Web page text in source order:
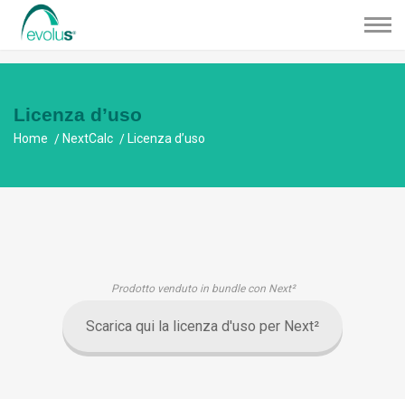
Licenza d’uso
Home NextCalc Licenza d’uso
Prodotto venduto in bundle con Next²
Scarica qui la licenza d'uso per Next²